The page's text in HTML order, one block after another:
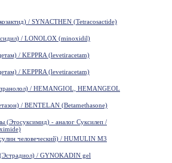
/ SYNACTHEN (Tetracosactide)
/ LONOLOX (minoxidil)
/ KEPPRA (levetiracetam)
/ KEPPRA (levetiracetam)
/ HEMANGIOL, HEMANGEOL
/ BENTELAN (Betamethasone)
- аналог Суксилеп /
человеческий) / HUMULIN M3
/ GYNOKADIN gel